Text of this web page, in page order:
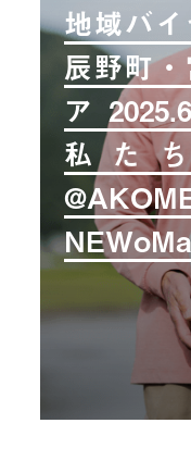
地域バ
辰野町
ア
私た